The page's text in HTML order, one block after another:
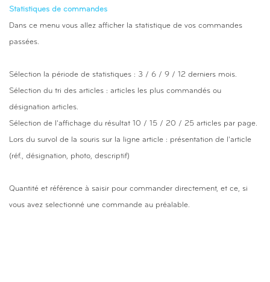
Statistiques de commandes
Dans ce menu vous allez afficher la statistique de vos commandes
passées.
Sélection la période de statistiques : 3 / 6 / 9 / 12 derniers mois.
Sélection du tri des articles : articles les plus commandés ou
désignation articles.
Sélection de l'affichage du résultat 10 / 15 / 20 / 25 articles par page.
Lors du survol de la souris sur la ligne article : présentation de l'article
(réf., désignation, photo, descriptif)
Quantité et référence à saisir pour commander directement, et ce, si
vous avez selectionné une commande au préalable.